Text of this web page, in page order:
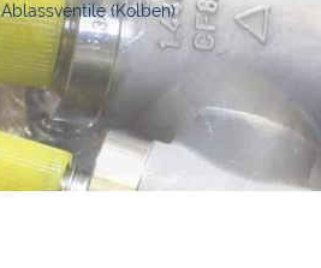
Ablassventile (Kolben)